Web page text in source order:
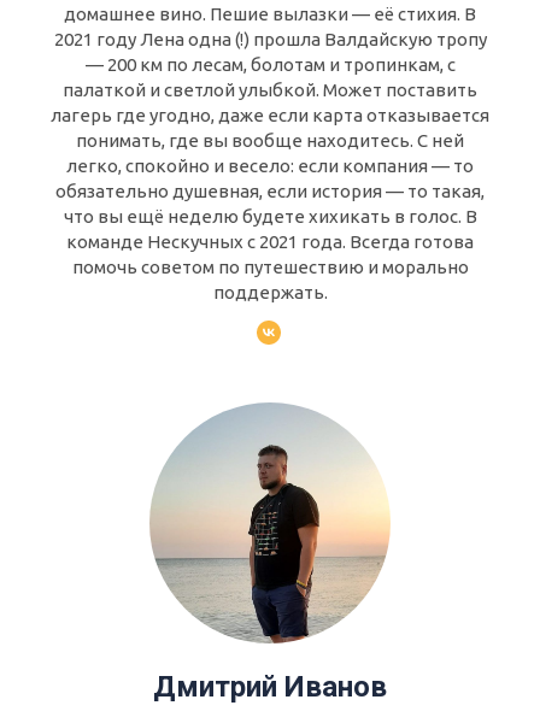
домашнее вино. Пешие вылазки — её стихия. В
2021 году Лена одна (!) прошла Валдайскую тропу
— 200 км по лесам, болотам и тропинкам, с
палаткой и светлой улыбкой. Может поставить
лагерь где угодно, даже если карта отказывается
понимать, где вы вообще находитесь. С ней
легко, спокойно и весело: если компания — то
обязательно душевная, если история — то такая,
что вы ещё неделю будете хихикать в голос. В
команде Нескучных с 2021 года. Всегда готова
помочь советом по путешествию и морально
поддержать.
Дмитрий Иванов